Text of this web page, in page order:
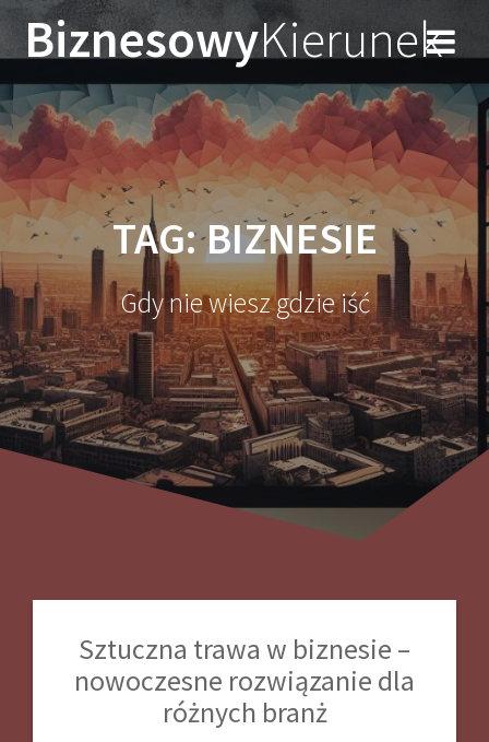
Przejdź
do
treści
BiznesowyKierunek
TAG:BIZNESIE
Gdy nie wiesz gdzie iść
Sztuczna trawa w biznesie –
nowoczesne rozwiązanie dla
różnych branż